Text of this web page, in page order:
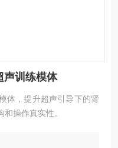
声训练模体
体，提升超声引导下的肾
操作真实性。